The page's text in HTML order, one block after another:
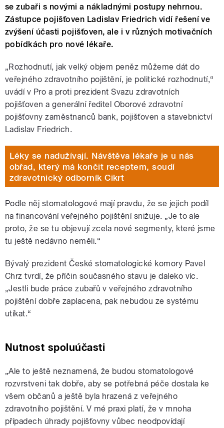
se zubaři s novými a nákladnými postupy nehrnou.
Zástupce pojišťoven Ladislav Friedrich vidí řešení ve
zvýšení účasti pojišťoven, ale i v různých motivačních
pobídkách pro nové lékaře.
„Rozhodnutí, jak velký objem peněz můžeme dát do
veřejného zdravotního pojištění, je politické rozhodnutí,“
uvádí v Pro a proti prezident Svazu zdravotních
pojišťoven a generální ředitel Oborové zdravotní
pojišťovny zaměstnanců bank, pojišťoven a stavebnictví
Ladislav Friedrich.
Léky se nadužívají. Návštěva lékaře je u nás
obřad, který má končit receptem, soudí
zdravotnický odborník Cikrt
Podle něj stomatologové mají pravdu, že se jejich podíl
na financování veřejného pojištění snižuje. „Je to ale
proto, že se tu objevují zcela nové segmenty, které jsme
tu ještě nedávno neměli.“
Bývalý prezident České stomatologické komory Pavel
Chrz tvrdí, že příčin současného stavu je daleko víc.
„Jestli bude práce zubařů v veřejného zdravotního
pojištění dobře zaplacena, pak nebudou ze systému
utíkat.“
Nutnost spoluúčasti
„Ale to ještě neznamená, že budou stomatologové
rozvrstveni tak dobře, aby se potřebná péče dostala ke
všem občanů a ještě byla hrazená z veřejného
zdravotního pojištění. V mé praxi platí, že v mnoha
případech úhrady pojišťovny vůbec neodpovídají